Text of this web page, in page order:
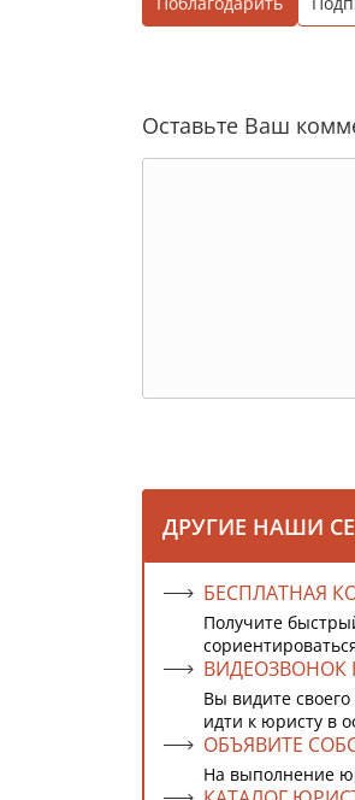
Оставьте Ваш
ДРУГИЕ НАШИ
БЕСПЛАТНАЯ
Получите
ВИДЕОЗВОНОК
Вы видите
идти к юристу в
ОБЪЯВИТЕ
На выполнение